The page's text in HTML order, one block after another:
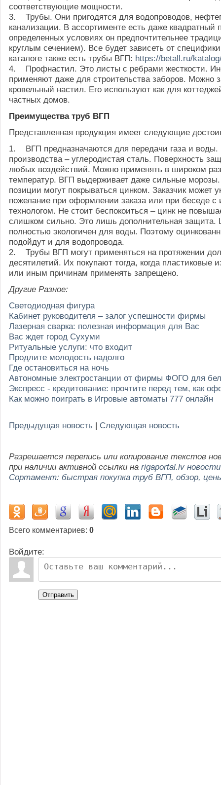
соответствующие мощности.
3. Трубы. Они пригодятся для водопроводов,
канализации. В ассортименте есть даже квадратный
определенных условиях он предпочтительнее
круглым сечением). Все будет зависеть от
каталоге также есть трубы ВГП: https://betall.ru/
4. Профнастил. Это листы с ребрами жесткости.
применяют даже для строительства заборов. Можно
кровельный настил. Его используют как для
частных домов.
Преимущества труб ВГП
Представленная продукция имеет следующие
1. ВГП предназначаются для передачи газа и воды.
производства – углеродистая сталь. Поверхность
любых воздействий. Можно применять в широком
температур. ВГП выдерживает даже сильные
позиции могут покрываться цинком. Заказчик может
пожелание при оформлении заказа или при беседе с
технологом. Не стоит беспокоиться – цинк не
слишком сильно. Это лишь дополнительная защита.
полностью экологичен для воды. Поэтому
подойдут и для водопровода.
2. Трубы ВГП могут применяться на протяжении
десятилетий. Их покупают тогда, когда пластиковые
или иным причинам применять запрещено.
Другие Разное:
Светодиодная фигура
Кабинет руководителя – залог успешности фирмы
Лазерная сварка: полезная информация для Вас
Вас ждет город Сухуми
Ритуальные услуги: что входит
Продлите молодость надолго
Где остановиться на ночь
Автономные электростанции от фирмы ФОГО для
Экспресс - кредитование: прочтите перед тем, как
Как можно поиграть в Игровые автоматы 777 онлайн
Предыдущая новость | Следующая новость
Разрешается перепись или копирование текстов
при наличии активной ссылки на rigaportal.lv новости
Сортамент: быстрая покупка труб ВГП, обзор,
Всего комментариев: 0
Войдите:
Отправить